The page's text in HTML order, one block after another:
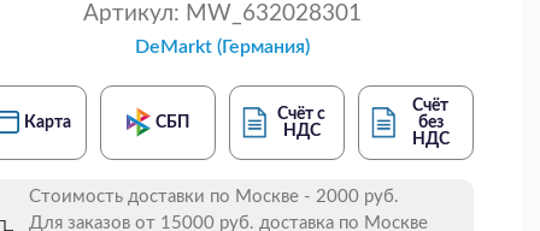
Артикул: MW_632028301
DeMarkt (Германия)
Карта СБП
Счёт с
НДС
Счёт
без
НДС
Стоимость доставки по Москве - 2000 руб.
Для заказов от 15000 руб. доставка по Москве